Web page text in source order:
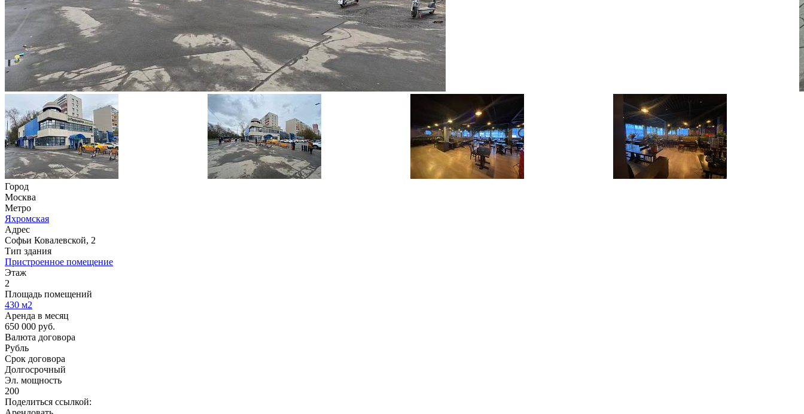
Город
Москва
Метро
Яхромская
Адрес
Софьи Ковалевской, 2
Тип здания
Пристроенное помещение
Этаж
2
Площадь помещений
430 м2
Аренда в месяц
650 000 руб.
Валюта договора
Рубль
Срок договора
Долгосрочный
Эл. мощность
200
Поделиться ссылкой: